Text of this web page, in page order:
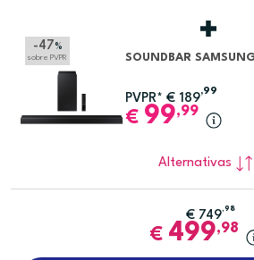
-47 %
sobre PVPR SOUNDBAR
PVPR* € 189
,99
€ 99,99
Alternativas
€ 749 ,98
€ 499,98